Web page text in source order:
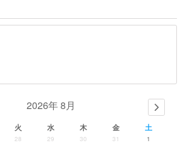
2026年 8月
火 水 木 金 土
28 29 30 31 1